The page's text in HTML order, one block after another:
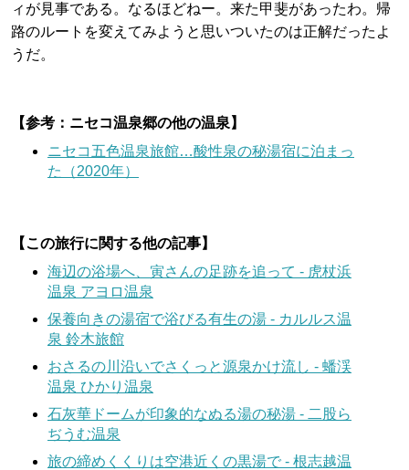
ィが見事である。なるほどねー。来た甲斐があったわ。帰
路のルートを変えてみようと思いついたのは正解だったよ
うだ。
【参考：ニセコ温泉郷の他の温泉】
ニセコ五色温泉旅館…酸性泉の秘湯宿に泊まっ
た（2020年）
【この旅行に関する他の記事】
海辺の浴場へ、寅さんの足跡を追って - 虎杖浜
温泉 アヨロ温泉
保養向きの湯宿で浴びる有生の湯 - カルルス温
泉 鈴木旅館
おさるの川沿いでさくっと源泉かけ流し - 蟠渓
温泉 ひかり温泉
石灰華ドームが印象的なぬる湯の秘湯 - 二股ら
ぢうむ温泉
旅の締めくくりは空港近くの黒湯で - 根志越温